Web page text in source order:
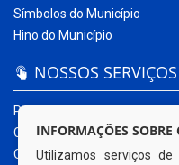
Símbolos do Município
Hino do Município
NOSSOS SERVIÇOS
Portal da Transparência
Carta de Serviços ao Usuário
Ouvidoria Municipal
INFORMAÇÕES SOBRE
Utilizamos serviços